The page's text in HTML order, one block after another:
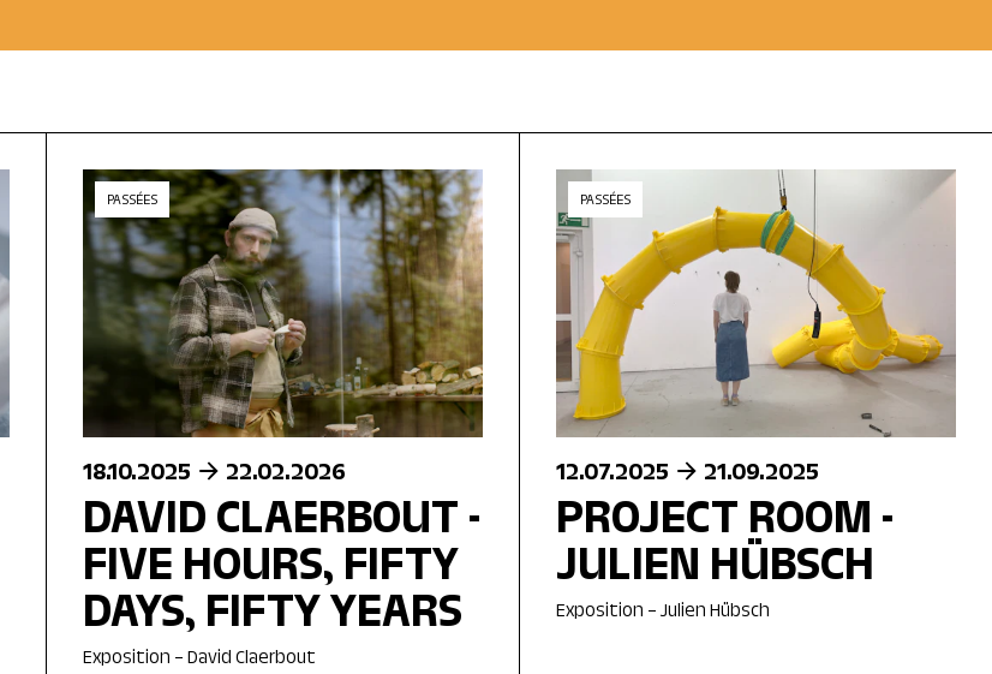
PASSÉES
18.10.2025 22.02.2026
DAVID CLAERBOUT -
FIVE HOURS, FIFTY
DAYS, FIFTY YEARS
Exposition – David Claerbout
PASSÉES
12.07.2025 21.09.2025
PROJECT ROOM -
JULIEN HÜBSCH
Exposition – Julien Hübsch